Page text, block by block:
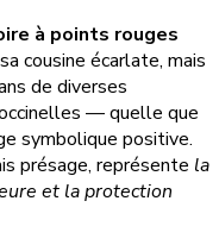
à points rouges
cousine écarlate, mais
de diverses
— quelle que
symbolique positive.
présage, représente la
et la protection